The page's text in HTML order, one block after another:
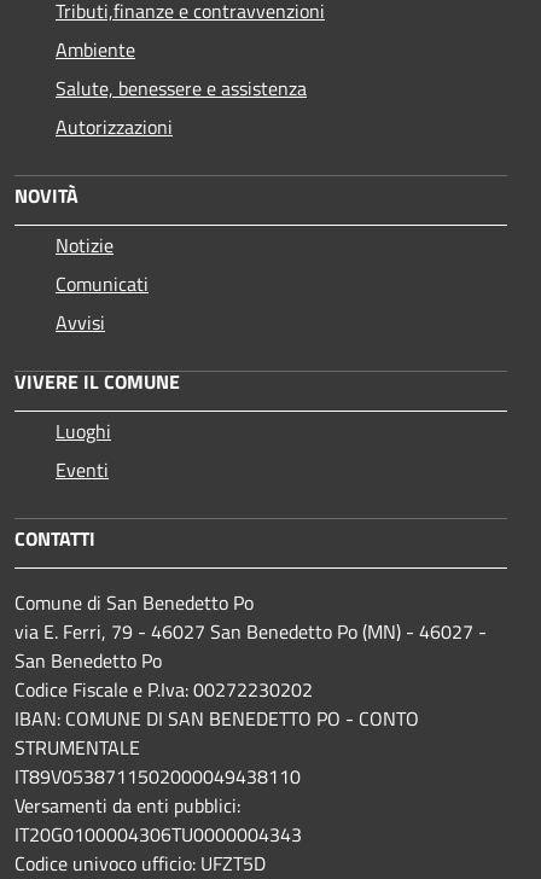
Tributi,finanze e contravvenzioni
Ambiente
Salute, benessere e assistenza
Autorizzazioni
NOVITÀ
Notizie
Comunicati
Avvisi
VIVERE IL COMUNE
Luoghi
Eventi
CONTATTI
Comune di San Benedetto Po
via E. Ferri, 79 - 46027 San Benedetto Po (MN) - 46027 -
San Benedetto Po
Codice Fiscale e P.Iva: 00272230202
IBAN: COMUNE DI SAN BENEDETTO PO - CONTO
STRUMENTALE
IT89V0538711502000049438110
Versamenti da enti pubblici:
IT20G0100004306TU0000004343
Codice univoco ufficio: UFZT5D